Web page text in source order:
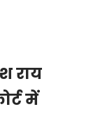
राय
में